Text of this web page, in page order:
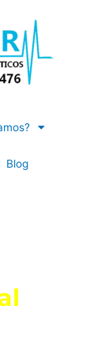
Blog